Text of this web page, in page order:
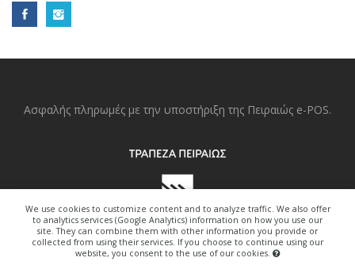
We use cookies to customize content and to analyze traffic. We also offer
to analytics services (Google Analytics) information on how you use our
site. They can combine them with other information you provide or
collected from using their services. If you choose to continue using our
website, you consent to the use of our cookies.
Ασφαλής πληρωμές με την υποστήριξη της Πειραιώς e-POS.